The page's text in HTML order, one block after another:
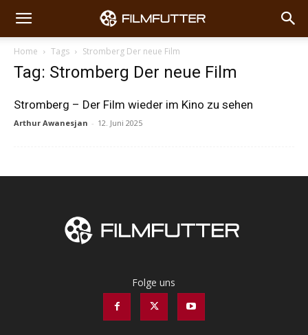
Home Tags Stromberg Der neue Film
Tag: Stromberg Der neue Film
Stromberg – Der Film wieder im Kino zu sehen
Arthur Awanesjan - 12. Juni 2025
Folge uns